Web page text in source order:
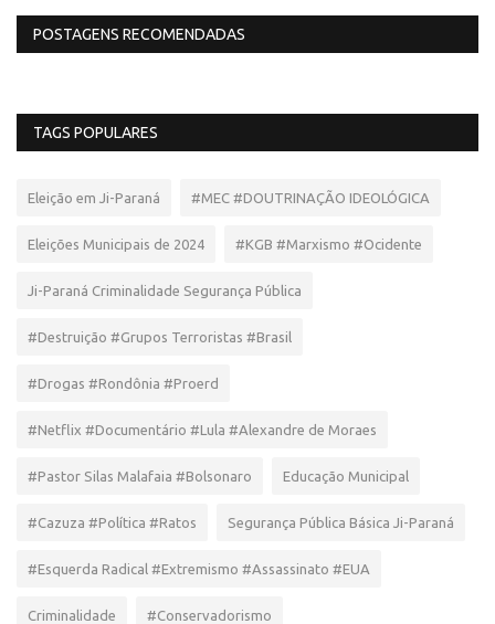
POSTAGENS RECOMENDADAS
TAGS POPULARES
Eleição em Ji-Paraná #MEC #DOUTRINAÇÃO IDEOLÓGICA
Eleições Municipais de 2024 #KGB #Marxismo #Ocidente
Ji-Paraná Criminalidade Segurança Pública
#Destruição #Grupos Terroristas #Brasil
#Drogas #Rondônia #Proerd
#Netflix #Documentário #Lula #Alexandre de Moraes
#Pastor Silas Malafaia #Bolsonaro Educação Municipal
#Cazuza #Política #Ratos Segurança Pública Básica Ji-Paraná
#Esquerda Radical #Extremismo #Assassinato #EUA
Criminalidade #Conservadorismo